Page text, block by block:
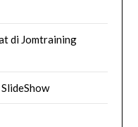
di Jomtraining